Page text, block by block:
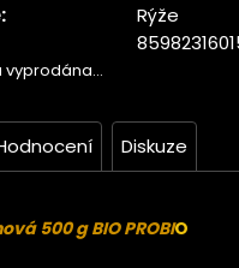
:
Rýže
vyprodána…
Diskuze
500 g BIO PROBIO